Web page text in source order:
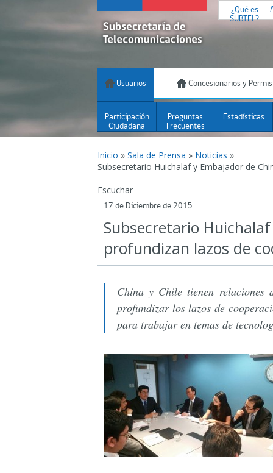
¿Qué es
SUBTEL?
Usuarios Concesionarios y
Participación
Ciudadana
Preguntas
Frecuentes
Estadísticas
Inicio » Sala de Prensa » Noticias »
Subsecretario Huichalaf y Embajador de
Escuchar
17 de Diciembre de 2015
Subsecretario
profundizan lazos de
China y Chile tienen relaciones
profundizar los lazos de
para trabajar en temas de